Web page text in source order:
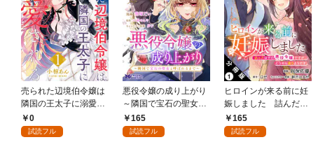
売られた辺境伯令嬢は
隣国の王太子に溺愛さ
れる 1
0
試読フル
悪役令嬢の成り上がり
～隣国で宝石の聖女と
呼ばれるまで～（コミ
ック） 分冊版 1
165
試読フル
ヒロインが来る前に妊
娠しました 詰んだは
ずの悪役令嬢ですが、
どうやら違うようです
165
試読フル